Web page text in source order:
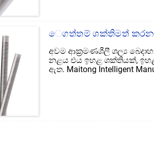
ෙගත්තම් ශක්තිමත් කරන
අවම ආක්‍රමණශීලී ශල්‍ය
නළය එය ඉහළ ශක්තියක්,
ඇත. Maitong Intelligent